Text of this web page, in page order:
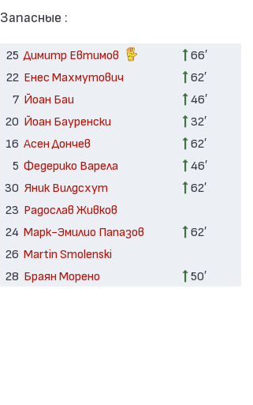
Запасные :
25 Димитр Евтимов
66′
22 Енес Махмутович
62′
7 Йоан Баи
46′
20 Йоан Бауренски
32′
16 Асен Дончев
62′
5 Федерико Варела
46′
30 Яник Вилдсхут
62′
23 Радослав Живков
24 Марк-Эмилио Папазов
62′
26 Martin Smolenski
28 Браян Морено 50′